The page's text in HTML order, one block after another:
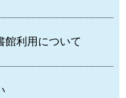
館利用について